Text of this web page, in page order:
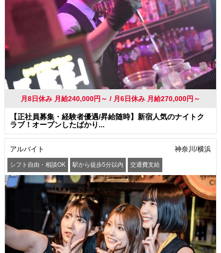
月8日休み 月給240,000円～ / 月6日休み 月給270,000円～
【正社員募集・経験者優遇/昇給随時】新宿人気のナイトク
ラブ！オープンしたばかり...
アルバイト 神奈川/横浜
シフト自由・相談OK 駅から徒歩5分以内 交通費支給